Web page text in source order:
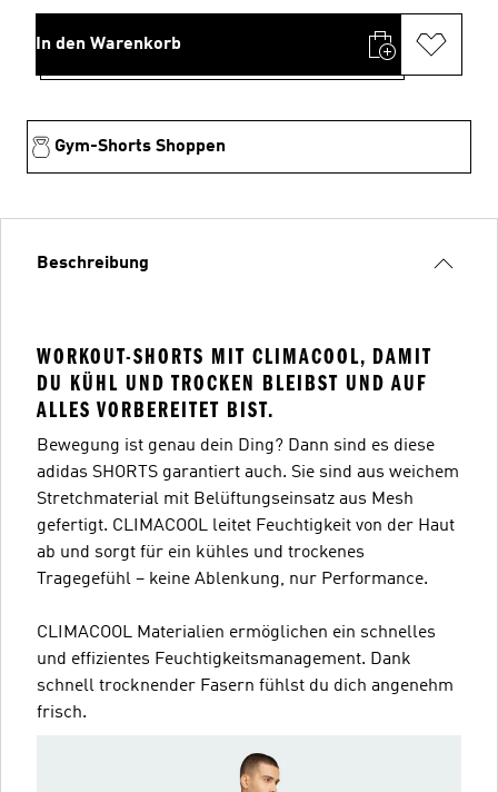
In den Warenkorb
Gym-Shorts Shoppen
Beschreibung
WORKOUT-SHORTS MIT CLIMACOOL, DAMIT
DU KÜHL UND TROCKEN BLEIBST UND AUF
ALLES VORBEREITET BIST.
Bewegung ist genau dein Ding? Dann sind es diese
adidas SHORTS garantiert auch. Sie sind aus weichem
Stretchmaterial mit Belüftungseinsatz aus Mesh
gefertigt. CLIMACOOL leitet Feuchtigkeit von der Haut
ab und sorgt für ein kühles und trockenes
Tragegefühl – keine Ablenkung, nur Performance.
CLIMACOOL Materialien ermöglichen ein schnelles
und effizientes Feuchtigkeitsmanagement. Dank
schnell trocknender Fasern fühlst du dich angenehm
frisch.